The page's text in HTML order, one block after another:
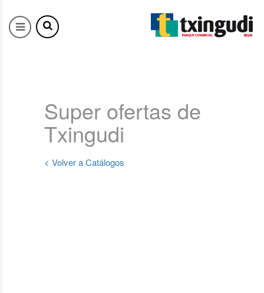
Super ofertas de
Txingudi
< Volver a Catálogos